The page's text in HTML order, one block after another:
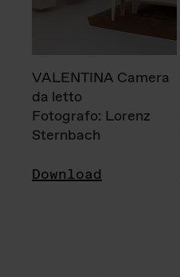
VALENTINA Camera
da letto
Fotografo: Lorenz
Sternbach
Download